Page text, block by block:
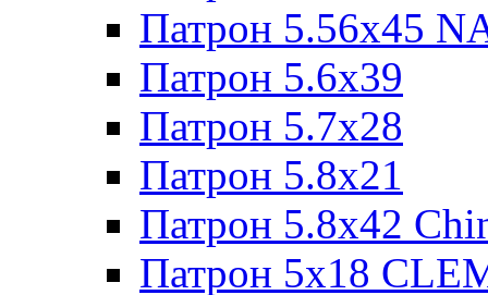
Патрон 5.56х45
Патрон 5.6х39
Патрон 5.7x28
Патрон 5.8x21
Патрон 5.8x42
Патрон 5x18